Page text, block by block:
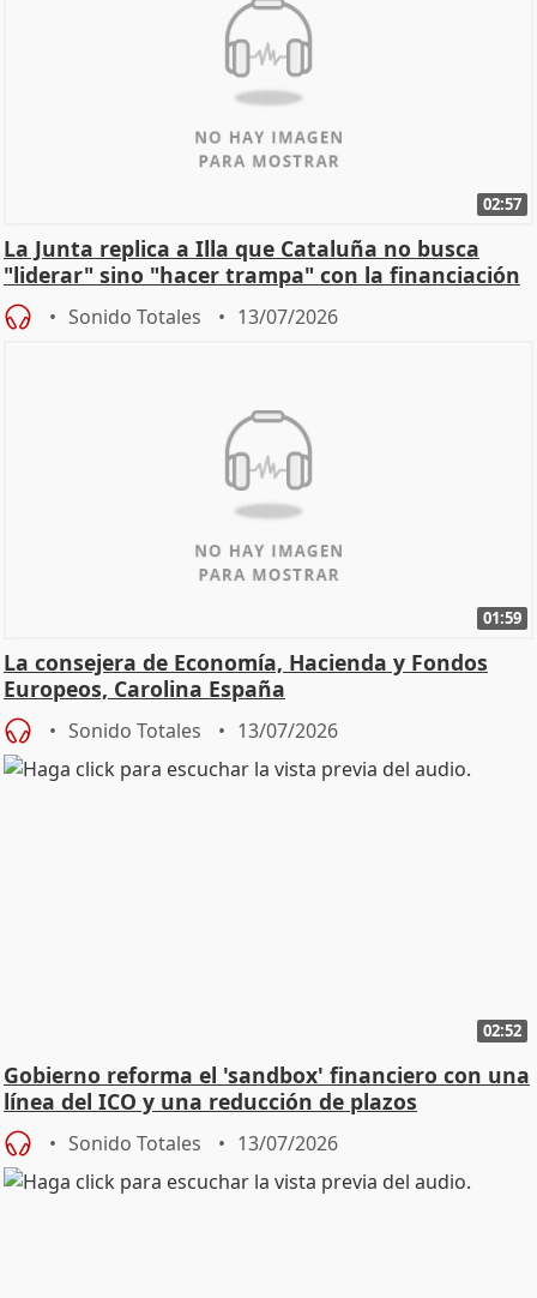
02:57
La Junta replica a Illa que Cataluña no busca
"liderar" sino "hacer trampa" con la financiación
Sonido Totales 13/07/2026
01:59
La consejera de Economía, Hacienda y Fondos
Europeos, Carolina España
Sonido Totales 13/07/2026
02:52
Gobierno reforma el 'sandbox' financiero con una
línea del ICO y una reducción de plazos
Sonido Totales 13/07/2026